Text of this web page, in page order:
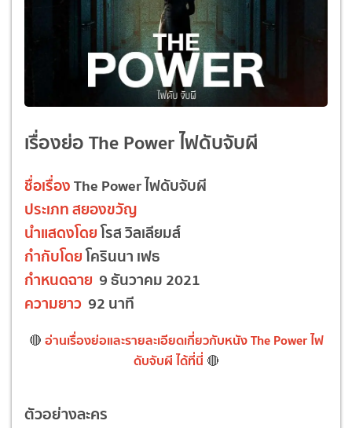
เรื่องย่อ The Power ไฟดับจับผี
ชื่อเรื่องThe Power ไฟดับจับผี
ประเภทสยองขวัญ
นำแสดงโดยโรส วิลเลียมส์
กำกับโดยโครินนา เฟธ
กำหนดฉาย 9 ธันวาคม 2021
ความยาว 92 นาที
🔴 อ่านเรื่องย่อและรายละเอียดเกี่ยวกับหนัง The Power ไฟ
ดับจับผี ได้ที่นี่ 🔴
ตัวอย่างละคร